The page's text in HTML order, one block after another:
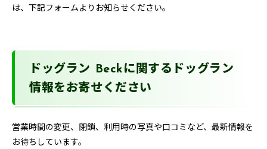
は、下記フォームよりお知らせください。
ドッグラン Beckに関するドッグラン
情報をお寄せください
営業時間の変更、閉鎖、利用時の写真や口コミなど、最新情報を
お待ちしています。